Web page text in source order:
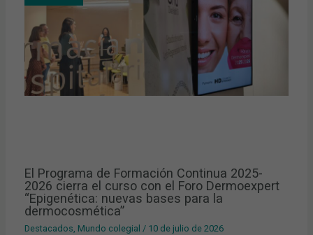
El Programa de Formación Continua 2025-
2026 cierra el curso con el Foro Dermoexpert
“Epigenética: nuevas bases para la
dermocosmética”
Destacados, Mundo colegial / 10 de julio de 2026